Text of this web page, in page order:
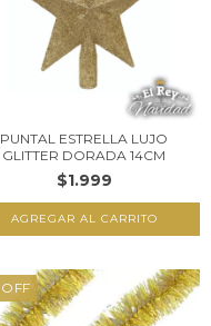
PUNTAL ESTRELLA LUJO
GLITTER DORADA 14CM
$1.999
OFF